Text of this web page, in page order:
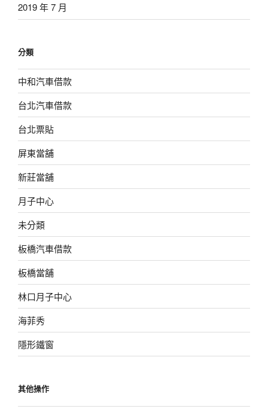
2019 年 7 月
分類
中和汽車借款
台北汽車借款
台北票貼
屏東當舖
新莊當舖
月子中心
未分類
板橋汽車借款
板橋當舖
林口月子中心
海菲秀
隱形鐵窗
其他操作